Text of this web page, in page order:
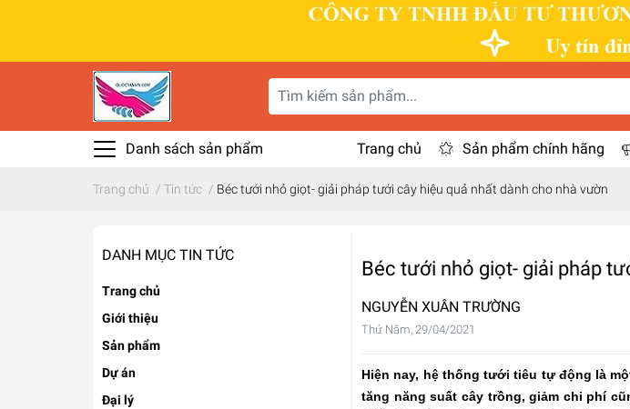
Danh sách sản phẩm Trang chủ Sản phẩm chính hãng
Trang chủ / Tin tức / Béc tưới nhỏ giọt- giải pháp tưới cây hiệu quả nhất dành cho nhà vườn
DANH MỤC TIN TỨC
Trang chủ
Giới thiệu
Sản phẩm
Dự án
Đại lý
Béc tưới nhỏ giọt- giải pháp
NGUYỄN XUÂN TRƯỜNG
Thứ Năm, 29/04/2021
Hiện nay, hệ thống tưới tiêu tự động là
tăng năng suất cây trồng, giảm chi phí